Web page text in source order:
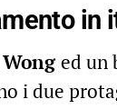
in
ed un
i due